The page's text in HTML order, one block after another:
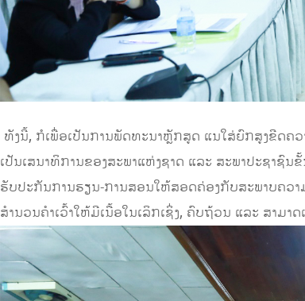
ທັງນີ້, ກໍເພື່ອເປັນການພັດທະນາຫຼັກສູດ ແນໃສ່ຍົກສູງຂີດຄ
ເປັນເສນາທິການຂອງສະພາແຫ່ງຊາດ ແລະ ສະພາປະຊາ
ຮັບປະກັນການຮຽນ-ການສອນໃຫ້ສອດຄ່ອງກັບສະພາບຄວາ
ສຳນວນຄຳເວົ້າໃຫ້ມີເນື້ອໃນເລິກເຊິ່ງ, ຄົບຖ້ວນ ແລະ ສາມ